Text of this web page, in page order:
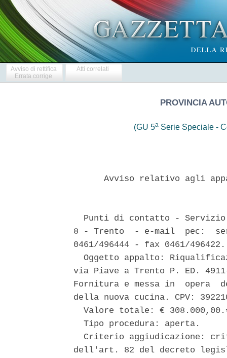
Avviso di rettifica
Errata corrige
Atti correlati
PROVINCIA
(GU 5aSerie Speciale -
Avviso relativo agli
Punti di contatto -
8 - Trento  - e-mail  pec:
0461/496444 - fax 0461/
Oggetto appalto:
via Piave a Trento P. ED.
Fornitura e messa in  opera
della nuova cucina. CPV:
Valore totale: €
  Tipo procedura: aperta.
Criterio aggiudicazione:
dell'art. 82 del decreto